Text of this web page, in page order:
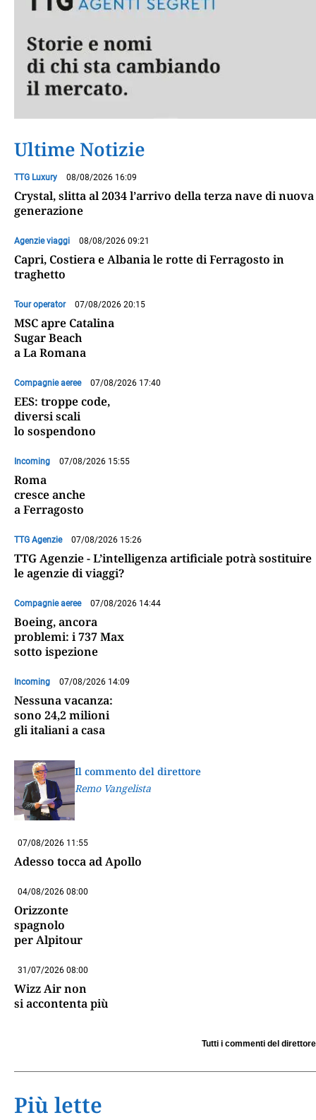
Ultime Notizie
TTG Luxury 08/08/2026 16:09
Crystal, slitta al 2034 l’arrivo della terza nave di nuova
generazione
Agenzie viaggi 08/08/2026 09:21
Capri, Costiera e Albania le rotte di Ferragosto in
traghetto
Tour operator 07/08/2026 20:15
MSC apre Catalina
Sugar Beach
a La Romana
Compagnie aeree 07/08/2026 17:40
EES: troppe code,
diversi scali
lo sospendono
Incoming 07/08/2026 15:55
Roma
cresce anche
a Ferragosto
TTG Agenzie 07/08/2026 15:26
TTG Agenzie - L’intelligenza artificiale potrà sostituire
le agenzie di viaggi?
Compagnie aeree 07/08/2026 14:44
Boeing, ancora
problemi: i 737 Max
sotto ispezione
Incoming 07/08/2026 14:09
Nessuna vacanza:
sono 24,2 milioni
gli italiani a casa
Il commento del direttore
Remo Vangelista
07/08/2026 11:55
Adesso tocca ad Apollo
04/08/2026 08:00
Orizzonte
spagnolo
per Alpitour
31/07/2026 08:00
Wizz Air non
si accontenta più
Tutti i commenti del direttore
Più lette